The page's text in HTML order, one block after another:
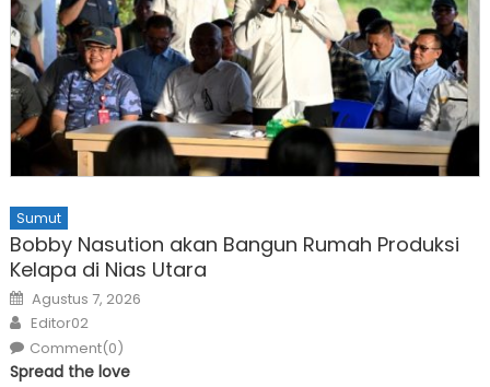
Sumut
Bobby Nasution akan Bangun Rumah Produksi
Kelapa di Nias Utara
Posted
on
Agustus 7, 2026
Author
Editor02
Comment(0)
Spread the love